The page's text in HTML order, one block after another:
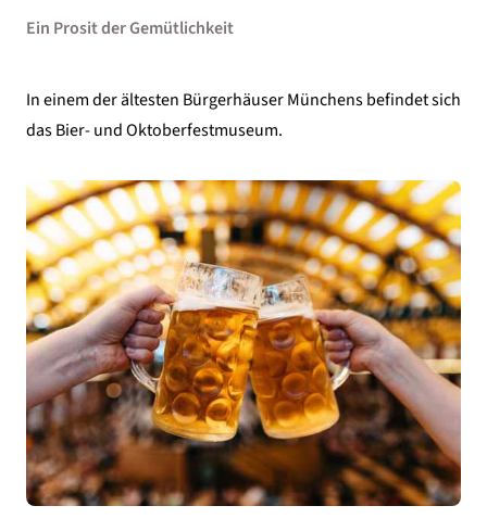
Ein Prosit der Gemütlichkeit
In einem der ältesten BürgerhäuserMünchensbefindet sich
das Bier- und Oktoberfestmuseum.